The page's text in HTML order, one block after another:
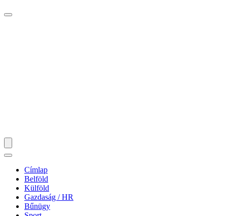
Címlap
Belföld
Külföld
Gazdaság / HR
Bűnügy